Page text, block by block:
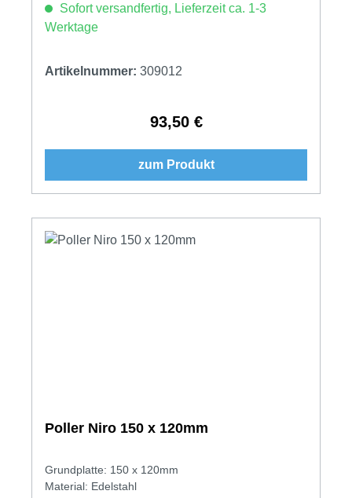
Sofort versandfertig, Lieferzeit ca. 1-3
Werktage
Artikelnummer: 309012
Regulärer Preis:
93,50 €
zum Produkt
Poller Niro 150 x 120mm
Grundplatte: 150 x 120mm
Material: Edelstahl